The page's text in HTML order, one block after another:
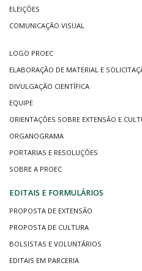
ELEIÇÕES
COMUNICAÇÃO VISUAL
LOGO PROEC
ELABORAÇÃO DE MATERIAL E
DIVULGAÇÃO CIENTÍFICA
EQUIPE
ORIENTAÇÕES SOBRE EXTENSÃO E
ORGANOGRAMA
PORTARIAS E RESOLUÇÕES
SOBRE A PROEC
EDITAIS E FORMULÁRIOS
PROPOSTA DE EXTENSÃO
PROPOSTA DE CULTURA
BOLSISTAS E VOLUNTÁRIOS
EDITAIS EM PARCERIA